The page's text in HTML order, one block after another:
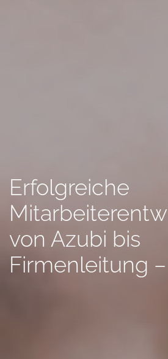
Erfolgreiche
von Azubi bis
Firmenleitung